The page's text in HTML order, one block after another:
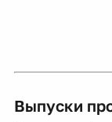
Выпуски